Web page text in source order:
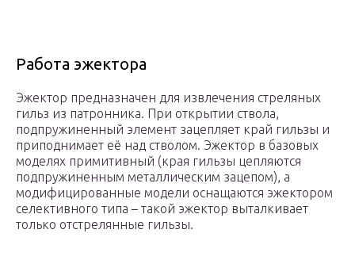
Работа эжектора
Эжектор предназначен для извлечения стреляных
гильз из патронника. При открытии ствола,
подпружиненный элемент зацепляет край гильзы и
приподнимает её над стволом. Эжектор в базовых
моделях примитивный (края гильзы цепляются
подпружиненным металлическим зацепом), а
модифицированные модели оснащаются эжектором
селективного типа – такой эжектор выталкивает
только отстрелянные гильзы.